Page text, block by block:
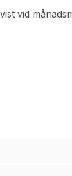
vid
mycket